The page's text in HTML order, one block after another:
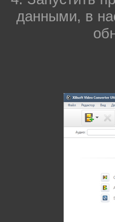
данными, в